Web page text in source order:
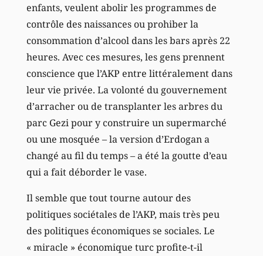
enfants, veulent abolir les programmes de
contrôle des naissances ou prohiber la
consommation d’alcool dans les bars après 22
heures. Avec ces mesures, les gens prennent
conscience que l’AKP entre littéralement dans
leur vie privée. La volonté du gouvernement
d’arracher ou de transplanter les arbres du
parc Gezi pour y construire un supermarché
ou une mosquée – la version d’Erdogan a
changé au fil du temps – a été la goutte d’eau
qui a fait déborder le vase.
Il semble que tout tourne autour des
politiques sociétales de l’AKP, mais très peu
des politiques économiques se sociales. Le
« miracle » économique turc profite-t-il